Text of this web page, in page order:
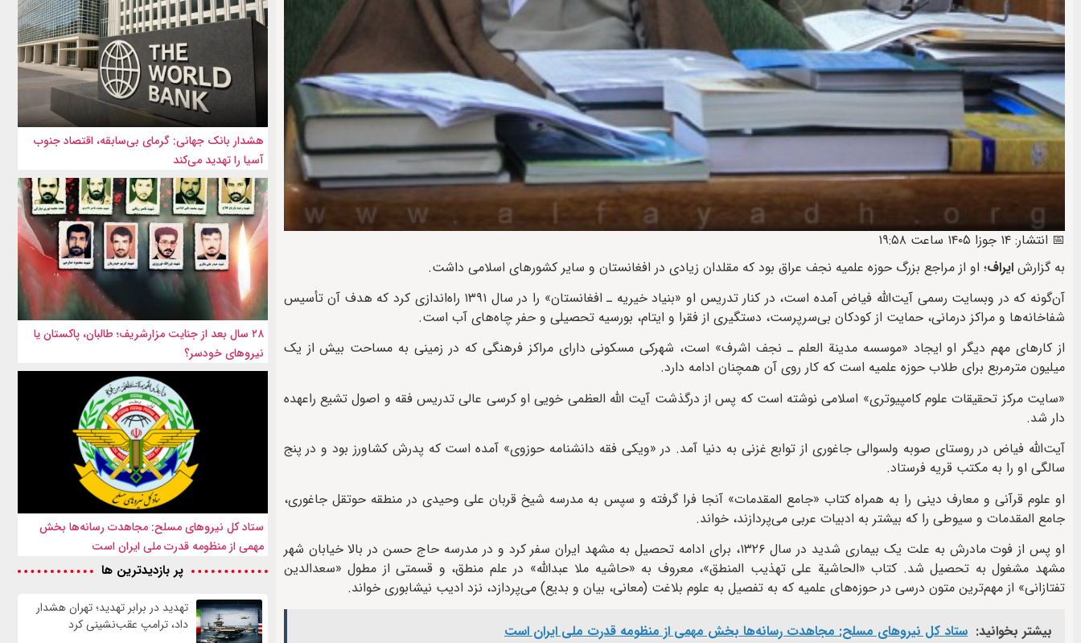
📅 انتشار: ۱۴ جوزا ۱۴۰۵ ساعت ۱۹:۵۸
به گزارش ایراف؛ او از مراجع بزرگ حوزه علمیه نجف عراق بود که مقلدان زیادی در افغانستان و سایر کشورهای اسلامی داشت.
آن‌گونه که در وبسایت رسمی آیت‌الله فیاض آمده است، در کنار تدریس او «بنیاد خیریه ـ افغانستان» را در سال ۱۳۹۱ راه‌اندازی کرد که هدف آن تأسیس
شفاخانه‌ها و مراکز درمانی، حمایت از کودکان بی‌سرپرست، دستگیری از فقرا و ایتام، بورسیه تحصیلی و حفر چاه‌های آب است.
از کارهای مهم دیگر او ایجاد «موسسه مدینة العلم ـ نجف اشرف» است، شهرکی مسکونی دارای مراکز فرهنگی که در زمینی به مساحت بیش از یک
میلیون مترمربع برای طلاب حوزه علمیه است که کار روی آن همچنان ادامه دارد.
«سایت مرکز تحقیقات علوم کامپیوتری» اسلامی نوشته است که پس از درگذشت آیت الله العظمى خویى او کرسى عالى تدریس فقه و اصول تشیع راعهده
دار شد.
آیت‌الله فیاض در روستاى صوبه ولسوالی جاغوری از توابع غزنى به دنیا آمد. در «ویکی فقه دانشنامه حوزوی» آمده است که پدرش کشاورز بود و در پنج
سالگى او را به مکتب قریه فرستاد.
او علوم قرآنى و معارف دینى را به همراه کتاب «جامع المقدمات» آنجا فرا گرفته و سپس به مدرسه شیخ قربان على وحیدى در منطقه حوتقل جاغوری،
جامع المقدمات و سیوطى را که بیشتر به ادبیات عربی می‌پردازند، خواند.
او پس از فوت مادرش به علت یک بیماری شدید در سال ۱۳۲۶، براى ادامه تحصیل به مشهد ایران سفر کرد و در مدرسه حاج حسن در بالا خیابان شهر
مشهد مشغول به تحصیل شد. کتاب «الحاشیة علی تهذیب المنطق»، معروف به «حاشیه ملا عبدالله» در علم منطق، و قسمتى از مطول «سعدالدین
تفتازانی» از مهم‌ترین متون درسی در حوزه‌های علمیه که به تفصیل به علوم بلاغت (معانی، بیان و بدیع) می‌پردازد، نزد ادیب نیشابورى خواند.
بیشتر بخوانید: ستاد کل نیروهای مسلح: مجاهدت رسانه‌ها بخش مهمی از منظومه قدرت ملی ایران است
هشدار بانک جهانی: گرمای بی‌سابقه، اقتصاد جنوب
آسیا را تهدید می‌کند
۲۸ سال بعد از جنایت مزارشریف؛ طالبان، پاکستان یا
نیروهای خودسر؟
ستاد کل نیروهای مسلح: مجاهدت رسانه‌ها بخش
مهمی از منظومه قدرت ملی ایران است
پر بازدیدترین ها
تهدید در برابر تهدید؛ تهران هشدار
داد، ترامپ عقب‌نشینی کرد